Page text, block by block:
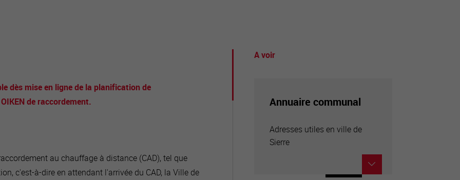
tourisme
dès mise en ligne de la planification de
de raccordement.
au chauffage à distance (CAD), tel que
c'est-à-dire en attendant l'arrivée du CAD, la Ville de
A voir
Annuaire communal
Adresses utiles en ville de
Sierre